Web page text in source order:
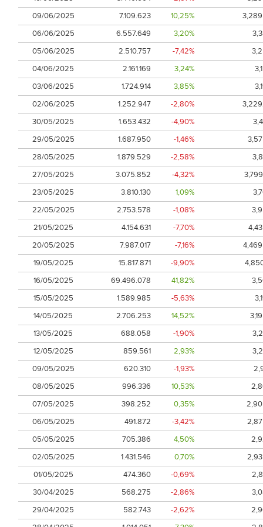
09/06/2025
7.109.623 10,25%
06/06/2025
6.557.649 3,20%
05/06/2025
2.510.757 -7,42%
04/06/2025
2.161.169 3,24%
03/06/2025
1.724.914 3,85%
02/06/2025
1.252.947 -2,80%
30/05/2025
1.653.432 -4,90%
29/05/2025
1.687.950 -1,46%
28/05/2025
1.879.529 -2,58%
27/05/2025
3.075.852 -4,32%
23/05/2025
3.810.130 1,09%
22/05/2025
2.753.578 -1,08%
21/05/2025
4.154.631 -7,70%
20/05/2025
7.987.017 -7,16%
19/05/2025
15.817.871 -9,90%
16/05/2025
69.496.078 41,82%
15/05/2025
1.589.985 -5,63%
14/05/2025
2.706.253 14,52%
13/05/2025
688.058 -1,90%
12/05/2025
859.561 2,93%
09/05/2025
620.310 -1,93%
08/05/2025
996.336 10,53%
07/05/2025
398.252 0,35%
06/05/2025
491.872 -3,42%
05/05/2025
705.386 4,50%
02/05/2025
1.431.546 0,70%
01/05/2025
474.360 -0,69%
30/04/2025
568.275 -2,86%
29/04/2025
582.743 -2,62%